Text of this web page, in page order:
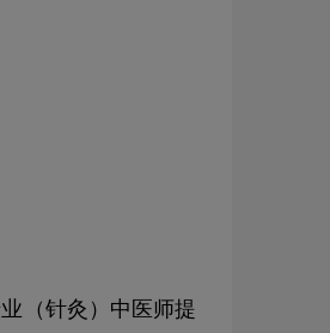
（针灸）中医师提